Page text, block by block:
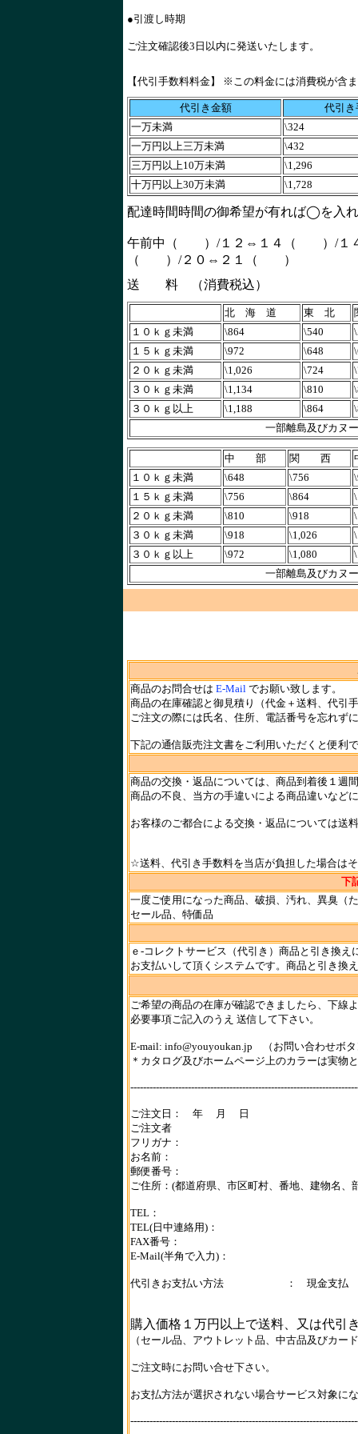
●引渡し時期
ご注文確認後3日以内に発送いたします。
【代引手数料料金】 ※この料金には消費税が含
代引き金額
代引き
一万未満
\324
一万円以上三万未満
\432
三万円以上10万未満
\1,296
十万円以上30万未満
\1,728
配達時間時間の御希望が有れば◯を入
午前中（ ）/１２⇔１４（ ）/１
（ ）/２０⇔２１（ ）
送 料 （消費税込）
北 海 道 東 北
１０ｋｇ未満
\864 \540
１５ｋｇ未満
\972 \648
２０ｋｇ未満
\1,026 \724
３０ｋｇ未満
\1,134 \810
３０ｋｇ以上
\1,188 \864
一部離島及びカヌ
中 部 関 西
１０ｋｇ未満
\648 \756
１５ｋｇ未満
\756 \864
２０ｋｇ未満
\810 \918
３０ｋｇ未満
\918 \1,026
３０ｋｇ以上
\972 \1,080
一部離島及びカヌ
商品のお問合せは E-Mail でお願い致します。
商品の在庫確認と御見積り（代金＋送料、代引
ご注文の際には氏名、住所、電話番号を忘れず
下記の通信販売注文書をご利用いただくと便利
商品の交換・返品については、商品到着後１週
商品の不良、当方の手違いによる商品違いなど
お客様のご都合による交換・返品については送
☆送料、代引き手数料を当店が負担した場合は
下
一度ご使用になった商品、破損、汚れ、異臭（
セール品、特価品
ｅ -コレクトサービス（代引き）商品と引き換
お支払いして頂くシステムです。商品と引き換
ご希望の商品の在庫が確認できましたら、下線
必要事項ご記入のうえ 送信して下さい。
E-mail: info@youyoukan.jp （お問い合わせボ
＊カタログ及びホームページ上のカラーは実物
ご注文日： 年 月 日
ご注文者
フリガナ：
お名前：
郵便番号：
ご住所：(都道府県、市区町村、番地、建物名、
TEL：
TEL(日中連絡用)：
FAX番号：
E-Mail(半角で入力)：
代引きお支払い方法 ： 現金支払
購入価格１万円以上で送料、又は代引
（セール品、アウトレット品、中古品及びカー
ご注文時にお問い合せ下さい。
お支払方法が選択されない場合サービス対象に